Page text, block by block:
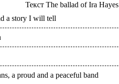
ТекстThe ballad of Ira Hayes
a story I will tell
a proud and a peaceful band